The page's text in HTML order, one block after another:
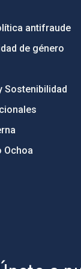
antifraude
de género
Sostenibilidad
Ochoa